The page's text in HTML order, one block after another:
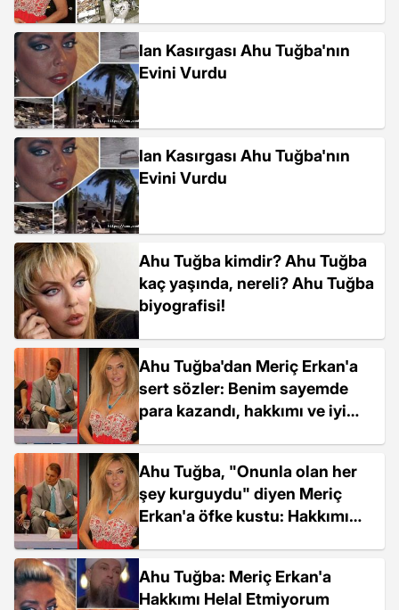
Ian Kasırgası Ahu Tuğba'nın
Evini Vurdu
Ian Kasırgası Ahu Tuğba'nın
Evini Vurdu
Ahu Tuğba kimdir? Ahu Tuğba
kaç yaşında, nereli? Ahu Tuğba
biyografisi!
Ahu Tuğba'dan Meriç Erkan'a
sert sözler: Benim sayemde
para kazandı, hakkımı ve iyi
Ahu Tuğba, "Onunla olan her
şey kurguydu" diyen Meriç
Erkan'a öfke kustu: Hakkımı
Ahu Tuğba: Meriç Erkan'a
Hakkımı Helal Etmiyorum